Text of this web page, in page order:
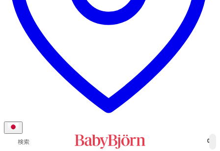
検索 0